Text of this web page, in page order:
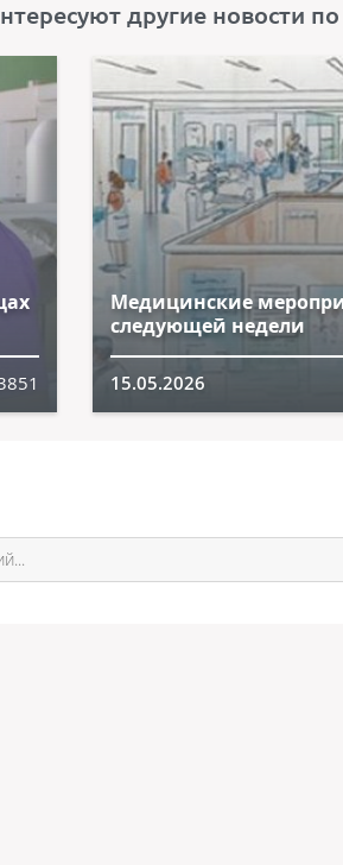
другие новости
Медицинские
следующей недели
15.05.2026